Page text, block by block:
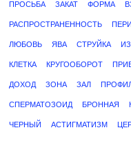
ПРОСЬБА ЗАКАТ ФОРМА
РАСПРОСТРАНЕННОСТЬ
ЛЮБОВЬ ЯВА СТРУЙКА
КЛЕТКА КРУГООБОРОТ
ДОХОД ЗОНА ЗАЛ
СПЕРМАТОЗОИД БРОННАЯ
ЧЕРНЫЙ АСТИГМАТИЗМ